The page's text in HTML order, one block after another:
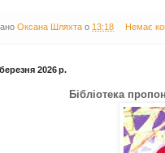
Оксана Шляхта о 13:18 Немає
2026 р.
Бібліотека